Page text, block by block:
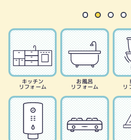
キッチン
リフォーム
お風呂
リフォーム リ